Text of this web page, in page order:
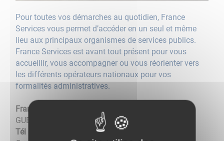
Pour toutes vos démarches au quotidien, France
Services vous permet d’accéder en un seul et même
lieu aux principaux organismes de services publics.
France Services est avant tout présent pour vous
accueillir, vous accompagner ou vous réorienter vers
les différents opérateurs nationaux pour vos
formalités administratives.
France Services
GUEUGNON
Tél : 03 85 85 52 52